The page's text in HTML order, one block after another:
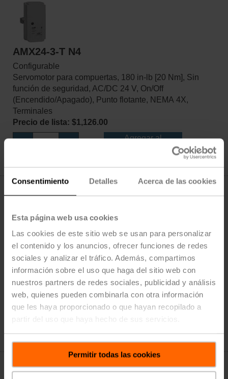
Consentimiento Detalles Acerca de las cookies
Esta página web usa cookies
Las cookies de este sitio web se usan para personalizar
el contenido y los anuncios, ofrecer funciones de redes
sociales y analizar el tráfico. Además, compartimos
información sobre el uso que haga del sitio web con
nuestros partners de redes sociales, publicidad y análisis
web, quienes pueden combinarla con otra información
que les haya proporcionado o que hayan recopilado a
partir del uso que haya hecho de sus servicios.
Permitir todas las cookies
AMX24-3-T N4
Configurable
Servomotor para compuertas, 180 in-lb [20 Nm], Sin
función de seguridad, AC/DC 24 V, On/Off
(Encendido/Apagado), Punto flotante, NEMA 4X,
Terminales
Precio de lista: $1,126.00
Agregar al
AMX24-MFT N4
Configurable
Servomotor para compuertas, 180 in-lb [20 Nm], Sin
función de seguridad, AC/DC 24 V, 2...10 V, NEMA 4X,
MFT/programable
Precio de lista: $1,526.00
Agregar al